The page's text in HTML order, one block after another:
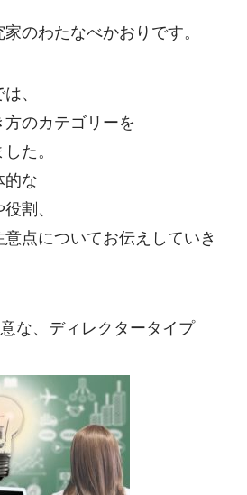
のわたなべかおりです。
、
のカテゴリーを
た。
的な
割、
点についてお伝えしていき
な、ディレクタータイプ